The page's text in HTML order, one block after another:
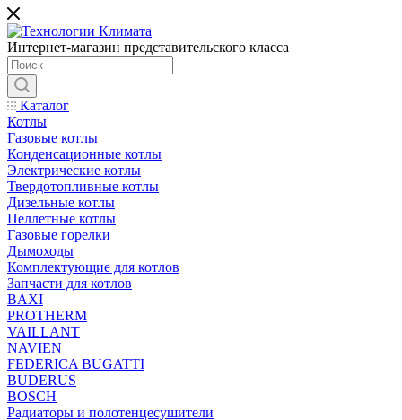
Интернет-магазин представительского класса
Каталог
Котлы
Газовые котлы
Конденсационные котлы
Электрические котлы
Твердотопливные котлы
Дизельные котлы
Пеллетные котлы
Газовые горелки
Дымоходы
Комплектующие для котлов
Запчасти для котлов
BAXI
PROTHERM
VAILLANT
NAVIEN
FEDERICA BUGATTI
BUDERUS
BOSCH
Радиаторы и полотенцесушители